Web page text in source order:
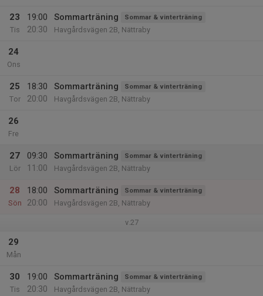
23
Tis
19:00
20:30
Sommarträning Sommar & vinterträning
Havgårdsvägen 2B, Nättraby
24
Ons
25
Tor
18:30
20:00
Sommarträning Sommar & vinterträning
Havgårdsvägen 2B, Nättraby
26
Fre
27
Lör
09:30
11:00
Sommarträning Sommar & vinterträning
Havgårdsvägen 2B, Nättraby
28
Sön
18:00
20:00
Sommarträning Sommar & vinterträning
Havgårdsvägen 2B, Nättraby
v.27
29
Mån
30
Tis
19:00
20:30
Sommarträning Sommar & vinterträning
Havgårdsvägen 2B, Nättraby